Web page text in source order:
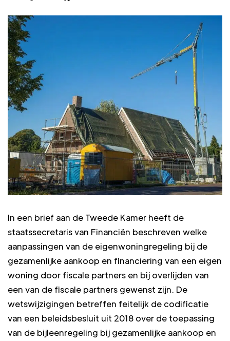
In een brief aan de Tweede Kamer heeft de
staatssecretaris van Financiën beschreven welke
aanpassingen van de eigenwoningregeling bij de
gezamenlijke aankoop en financiering van een eigen
woning door fiscale partners en bij overlijden van
een van de fiscale partners gewenst zijn. De
wetswijzigingen betreffen feitelijk de codificatie
van een beleidsbesluit uit 2018 over de toepassing
van de bijleenregeling bij gezamenlijke aankoop en